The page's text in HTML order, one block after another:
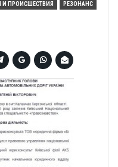
И ПРОИСШЕСТВИЯ РЕЗОНАНС